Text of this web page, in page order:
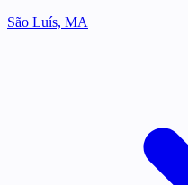
São Luís, MA